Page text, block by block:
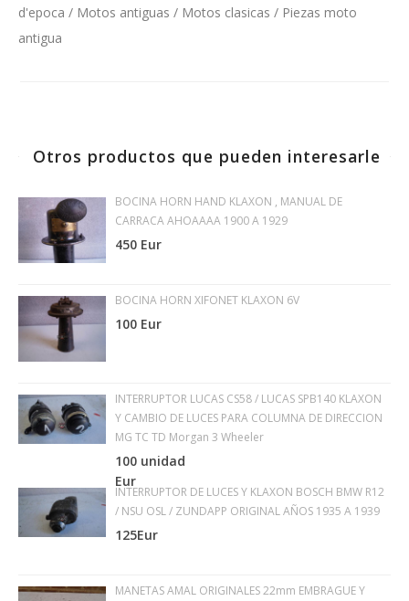
d'epoca / Motos antiguas / Motos clasicas / Piezas moto
antigua
Otros productos que pueden interesarle
BOCINA HORN HAND KLAXON , MANUAL DE
CARRACA AHOAAAA 1900 A 1929
450 Eur
BOCINA HORN XIFONET KLAXON 6V
100 Eur
INTERRUPTOR LUCAS CS58 / LUCAS SPB140 KLAXON
Y CAMBIO DE LUCES PARA COLUMNA DE DIRECCION
MG TC TD Morgan 3 Wheeler
100 unidad
Eur
INTERRUPTOR DE LUCES Y KLAXON BOSCH BMW R12
/ NSU OSL / ZUNDAPP ORIGINAL AÑOS 1935 A 1939
125Eur
MANETAS AMAL ORIGINALES 22mm EMBRAGUE Y